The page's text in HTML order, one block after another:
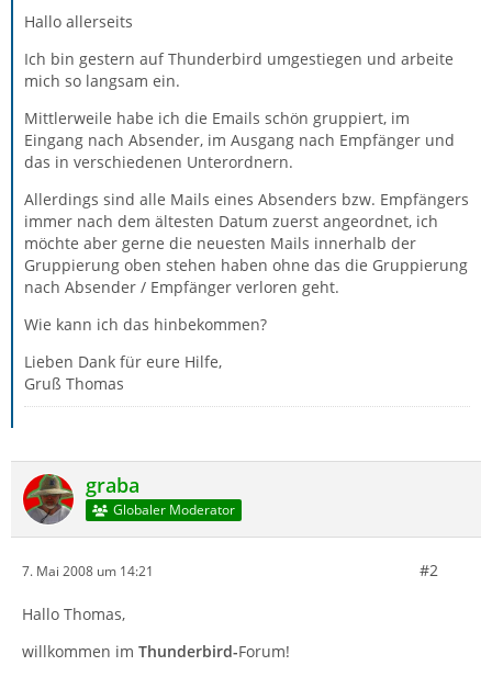
Hallo allerseits
Ich bin gestern auf Thunderbird umgestiegen und arbeite
mich so langsam ein.
Mittlerweile habe ich die Emails schön gruppiert, im
Eingang nach Absender, im Ausgang nach Empfänger und
das in verschiedenen Unterordnern.
Allerdings sind alle Mails eines Absenders bzw. Empfängers
immer nach dem ältesten Datum zuerst angeordnet, ich
möchte aber gerne die neuesten Mails innerhalb der
Gruppierung oben stehen haben ohne das die Gruppierung
nach Absender / Empfänger verloren geht.
Wie kann ich das hinbekommen?
Lieben Dank für eure Hilfe,
Gruß Thomas
graba
Globaler Moderator
7. Mai 2008 um 14:21 #2
Hallo Thomas,
willkommen im Thunderbird-Forum!